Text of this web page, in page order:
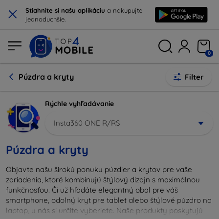
× Stiahnite si našu aplikáciu a nakupujte
jednoduchšie.
0
Púzdra a kryty Filter
Rýchle vyhľadávanie
Insta360 ONE R/RS
Púzdra a kryty
Objavte našu širokú ponuku púzdier a krytov pre vaše
zariadenia, ktoré kombinujú štýlový dizajn s maximálnou
funkčnosťou. Či už hľadáte elegantný obal pre váš
smartphone, odolný kryt pre tablet alebo štýlové púzdro na
laptop, u nás si určite vyberiete. Naše produkty poskytujú